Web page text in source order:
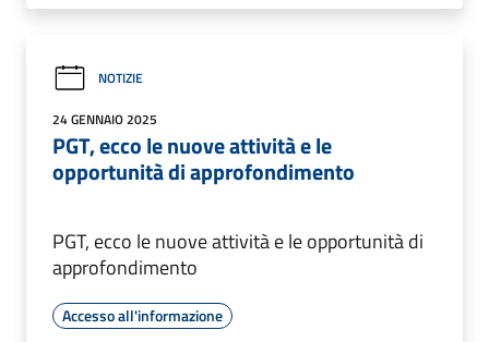
NOTIZIE
24 GENNAIO 2025
PGT, ecco le nuove attività e le
opportunità di approfondimento
PGT, ecco le nuove attività e le opportunità di
approfondimento
Accesso all'informazione